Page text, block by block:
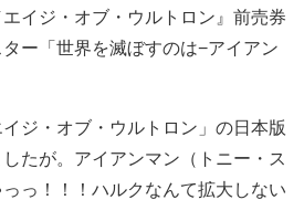
イジ・オブ・ウルトロン」の日本版
たが。アイアンマン（トニー・ス
っ！！！ハルクなんて拡大しない